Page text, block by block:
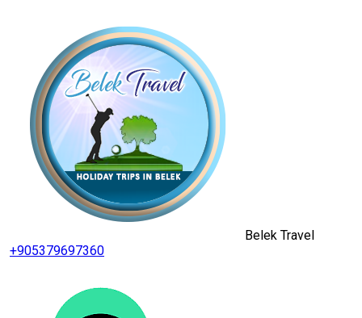
Belek Travel
+905379697360